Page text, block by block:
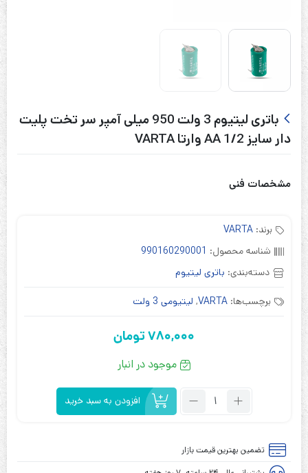
باتری لیتیوم 3 ولت 950 میلی آمپر سر تخت پلیت
دار سایز 1/2 AA وارتا VARTA
مشخصات فنی
برند: VARTA
شناسه محصول: 990160290001
دسته‌بندی: باتری لیتیوم
برچسب‌ها: VARTA
, لیتیومی 3 ولت
780,000تومان
موجود در انبار
تعداد:
3
افزودن به سبد خرید
تضمین بهترین قیمت بازار